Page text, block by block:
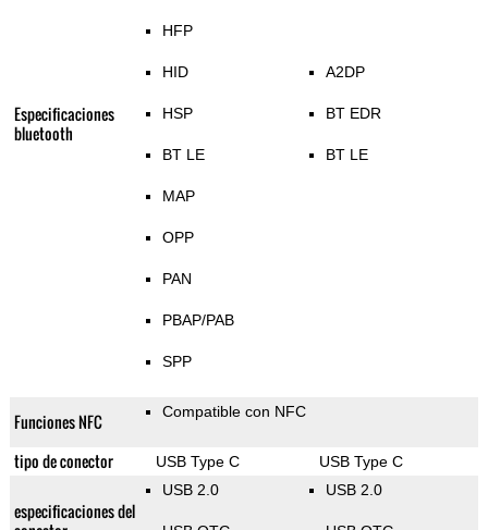
Especificaciones
bluetooth
HFP
HID
HSP
BT LE
MAP
OPP
PAN
PBAP/PAB
SPP
A2DP
BT EDR
BT LE
Funciones NFC Compatible con NFC
tipo de conector USB Type C USB Type C
especificaciones del
USB 2.0 USB 2.0